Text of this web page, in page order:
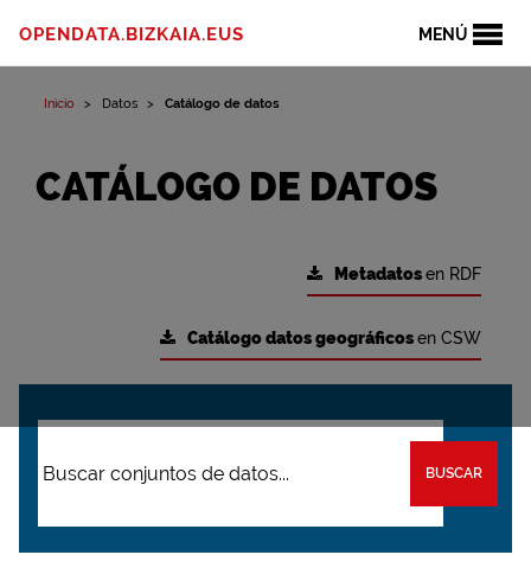
MENÚ
OPENDATA.BIZKAIA.EUS
Inicio Datos Catálogo de datos
CATÁLOGO DE DATOS
Metadatosen RDF
Catálogo datos geográficosen CSW
BUSCAR